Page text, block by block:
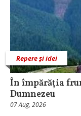
Repere și idei
În împărăția
Dumnezeu
07 Aug, 2026